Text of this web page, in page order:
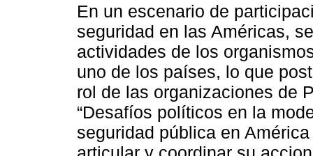
En un escenario de
seguridad en las Américas,
actividades de los
uno de los países, lo que
rol de las organizaciones de
“Desafíos políticos en la
seguridad pública en